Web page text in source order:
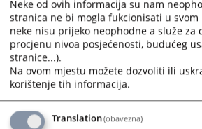
Neke od ovih informacija su nam
stranica ne bi mogla fukcionisati u
neke nisu prijeko neophodne a služe za
procjenu nivoa posjećenosti, budućeg
stranice...).
Na ovom mjestu možete dozvoliti ili
korištenje tih informacija.
Translation(obavezna)